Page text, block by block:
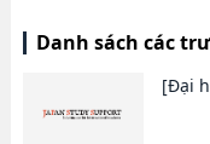
Danh sách các
[Đại